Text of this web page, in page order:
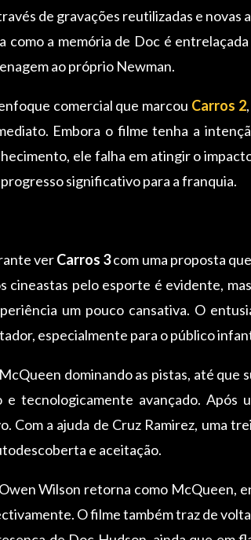
de gravações reutilizadas e novas
como a memória de Doc é
ao próprio Newman.
comercial que marcou Carros 2,
Embora o filme tenha a
ele falha em atingir o
progresso significativo para a franquia.
verCarros 3com uma proposta
cineastas pelo esporte é evidente,
um pouco cansativa. O
especialmente para o público
dominando as pistas, até que
e tecnologicamente avançado.
Com a ajuda de Cruz Ramirez, uma
e aceitação.
Wilson retorna como McQueen,
O filme também traz de